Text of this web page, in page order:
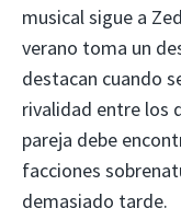
musical sigue a
verano toma un
destacan cuando
rivalidad entre los
pareja debe
facciones
demasiado tarde.